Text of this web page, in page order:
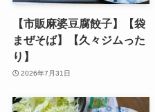
【市販麻婆豆腐餃子】【袋
まぜそば】【久々ジムった
り】
2026年7月31日